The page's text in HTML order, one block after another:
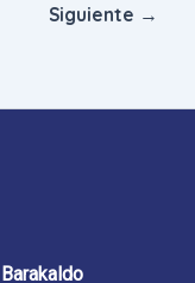
Siguiente →